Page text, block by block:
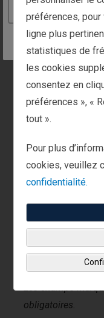
Médias et
À l’écoute
Vous êtes
client.
Je suis client(e).
Appelez le :
Les champs
obligatoires.
préférences,
ligne plus
statistiques de
les cookies
consentez en
préférences », «
tout ».
Pour plus
cookies, veuillez
confidentialité.